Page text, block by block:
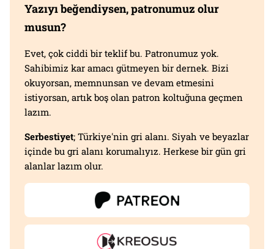
Yazıyı beğendiysen, patronumuz olur
musun?
Evet, çok ciddi bir teklif bu. Patronumuz yok.
Sahibimiz kar amacı gütmeyen bir dernek. Bizi
okuyorsan, memnunsan ve devam etmesini
istiyorsan, artık boş olan patron koltuğuna geçmen
lazım.
Serbestiyet; Türkiye'nin gri alanı. Siyah ve beyazlar
içinde bu gri alanı korumalıyız. Herkese bir gün gri
alanlar lazım olur.